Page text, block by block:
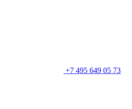
+7 495 649 05 73